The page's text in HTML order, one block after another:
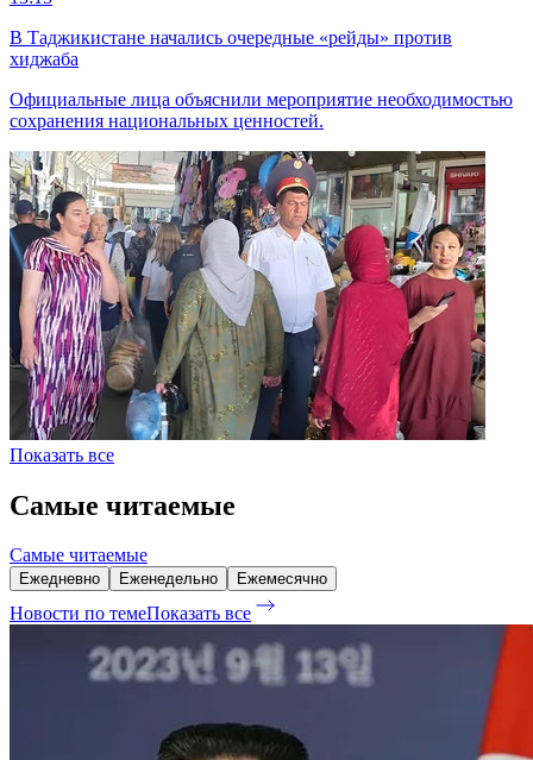
В Таджикистане начались очередные «рейды» против
хиджаба
Официальные лица объяснили мероприятие необходимостью
сохранения национальных ценностей.
Показать все
Самые читаемые
Самые читаемые
Ежедневно Еженедельно Ежемесячно
Новости по темеПоказать все